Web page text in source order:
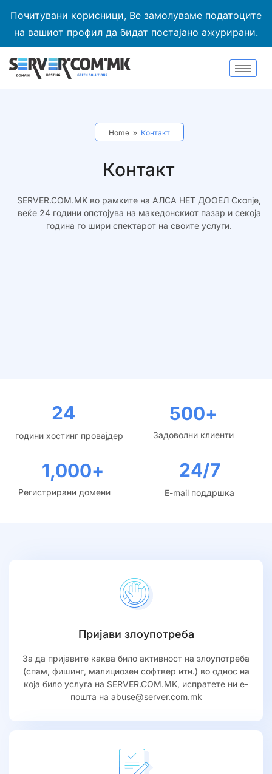
Почитувани корисници, Ве замолуваме податоците
на вашиот профил да бидат постајано ажурирани.
Home» Контакт
Контакт
SERVER.COM.MK во рамките на АЛСА НЕТ ДООЕЛ Скопје,
веќе 24 години опстојува на македонскиот пазар и секоја
година го шири спектарот на своите услуги.
24
години хостинг провајдер
500+
Задоволни клиенти
1,000+
Регистрирани домени
24/7
E-mail поддршка
Пријави злоупотреба
За да пријавите каква било активност на злоупотреба
(спам, фишинг, малициозен софтвер итн.) во однос на
која било услуга на SERVER.COM.MK, испратете ни е-
пошта на abuse@server.com.mk